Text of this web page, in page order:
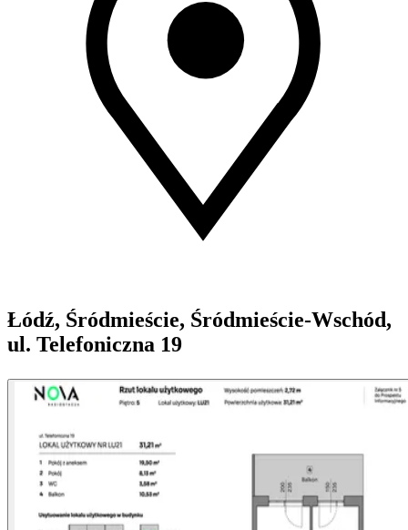
Łódź, Śródmieście, Śródmieście-Wschód,
ul. Telefoniczna 19